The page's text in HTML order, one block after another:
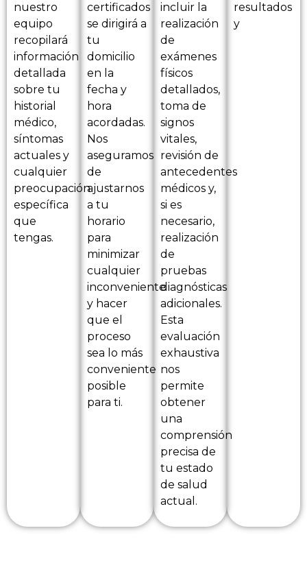
nuestro
equipo
recopilará
información
detallada
sobre tu
historial
médico,
síntomas
actuales y
cualquier
preocupación
específica
que
tengas.
certificados
se dirigirá a
tu
domicilio
en la
fecha y
hora
acordadas.
Nos
aseguramos
de
ajustarnos
a tu
horario
para
minimizar
cualquier
inconveniente
y hacer
que el
proceso
sea lo más
conveniente
posible
para ti.
incluir la
realización
de
exámenes
físicos
detallados,
toma de
signos
vitales,
revisión de
antecedentes
médicos y,
si es
necesario,
realización
de
pruebas
diagnósticas
adicionales.
Esta
evaluación
exhaustiva
nos
permite
obtener
una
comprensión
precisa de
tu estado
de salud
actual.
resultados
y